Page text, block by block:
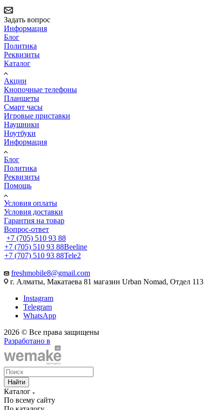
Задать вопрос
Информация
Блог
Политика
Реквизиты
Каталог
Акции
Кнопочные телефоны
Планшеты
Смарт часы
Игровые приставки
Наушники
Ноутбуки
Информация
Блог
Политика
Реквизиты
Помощь
Условия оплаты
Условия доставки
Гарантия на товар
Вопрос-ответ
+7 (705) 510 93 88
+7 (705) 510 93 88Beeline
+7 (707) 510 93 88Tele2
freshmobile8@gmail.com
г. Алматы, Макатаева 81 магазин Urban Nomad, Отдел 113
Instagram
Telegram
WhatsApp
2026 © Все права защищены
Разработано в
Найти
Каталог
По всему сайту